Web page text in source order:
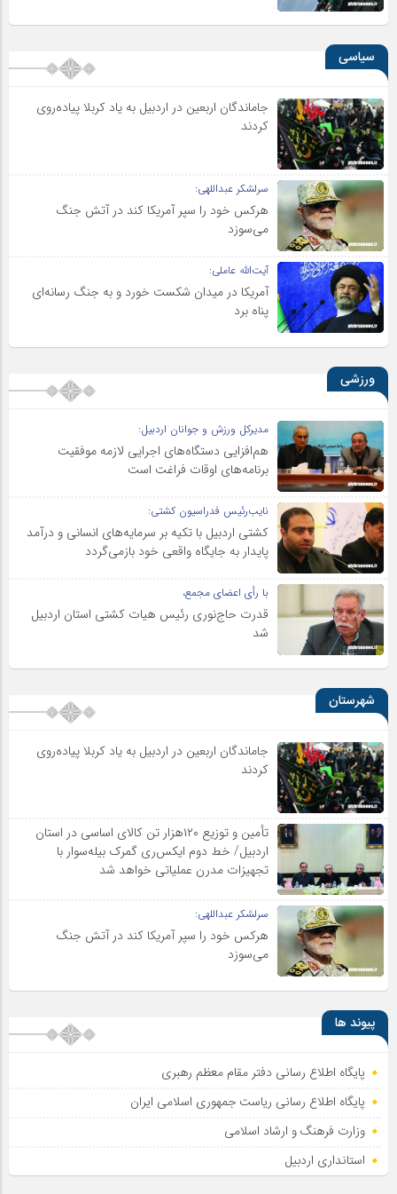
سیاسی
جاماندگان اربعین در اردبیل به یاد کربلا پیاده‌روی
کردند
سرلشکر عبداللهی:
هرکس خود را سپر آمریکا کند در آتش جنگ
می‌سوزد
آیت‌الله عاملی:
آمریکا در میدان شکست خورد و به جنگ رسانه‌ای
پناه برد
ورزشی
مدیرکل ورزش و جوانان اردبیل:
هم‌افزایی دستگاه‌های اجرایی لازمه موفقیت
برنامه‌های اوقات فراغت است
نایب‌رئیس فدراسیون کشتی:
کشتی اردبیل با تکیه بر سرمایه‌های انسانی و درآمد
پایدار به جایگاه واقعی خود بازمی‌گردد
با رأی اعضای مجمع،
قدرت حاج‌نوری رئیس هیات کشتی استان اردبیل
شد
شهرستان
جاماندگان اربعین در اردبیل به یاد کربلا پیاده‌روی
کردند
تأمین و توزیع ۱۲۰هزار تن کالای اساسی در استان
اردبیل/ خط دوم ایکس‌ری گمرک بیله‌سوار با
تجهیزات مدرن عملیاتی خواهد شد
سرلشکر عبداللهی:
هرکس خود را سپر آمریکا کند در آتش جنگ
می‌سوزد
پیوند ها
پایگاه اطلاع رسانی دفتر مقام معظم رهبری
پایگاه اطلاع‌ رسانی ریاست‌ جمهوری اسلامی ایران
وزارت فرهنگ و ارشاد اسلامی
استانداری اردبیل